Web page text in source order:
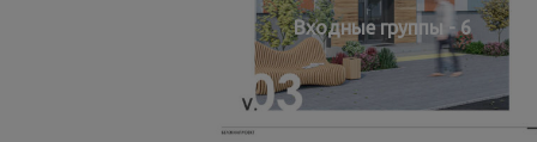
Входные группы - 6